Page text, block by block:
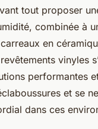
tout proposer
combinée à
en
vinyles
performantes
et se
dans ces